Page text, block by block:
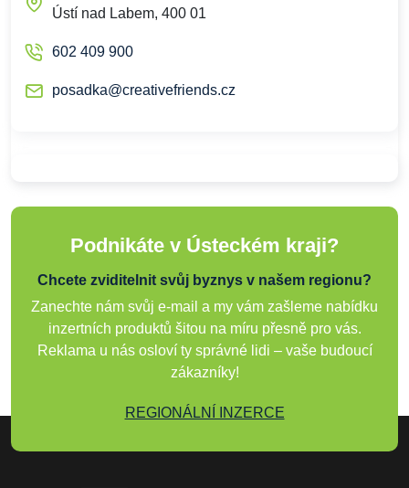
Ústí nad Labem, 400 01
602 409 900
posadka@creativefriends.cz
Podnikáte v Ústeckém kraji?
Chcete zviditelnit svůj byznys v našem regionu?
Zanechte nám svůj e-mail a my vám zašleme nabídku
inzertních produktů šitou na míru přesně pro vás.
Reklama u nás osloví ty správné lidi – vaše budoucí
zákazníky!
REGIONÁLNÍ INZERCE